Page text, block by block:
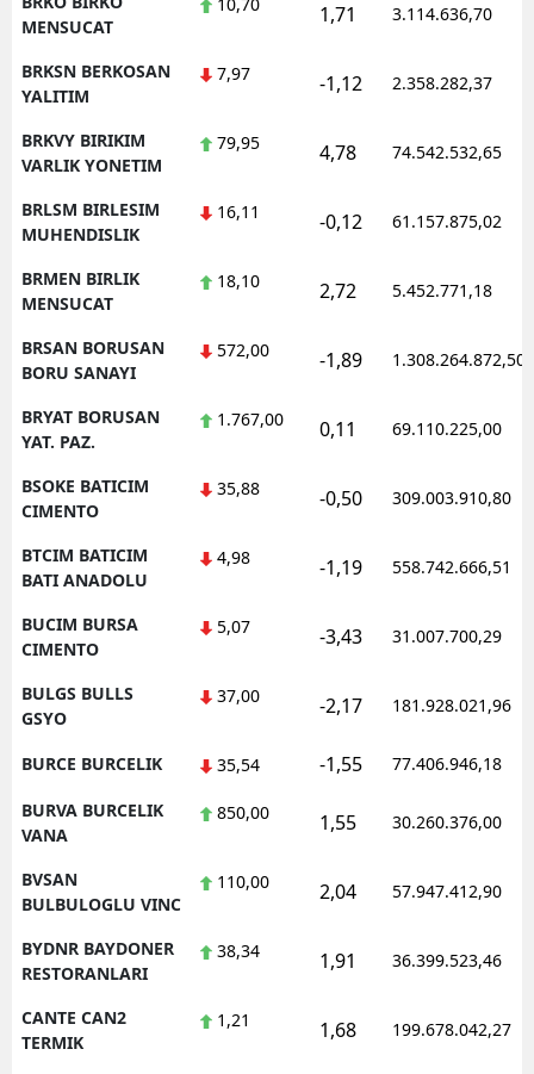
MENSUCAT
1,71 3.114.636,70
BRKSN BERKOSAN
YALITIM
7,97 -1,12 2.358.282,37
BRKVY BIRIKIM
VARLIK YONETIM
79,95 4,78 74.542.532,65
BRLSM BIRLESIM
MUHENDISLIK
16,11 -0,12 61.157.875,02
BRMEN BIRLIK
MENSUCAT
18,10 2,72 5.452.771,18
BRSAN BORUSAN
BORU SANAYI
572,00 -1,89 1.308.264.872,50
BRYAT BORUSAN
YAT. PAZ.
1.767,00 0,11 69.110.225,00
BSOKE BATICIM
CIMENTO
35,88 -0,50 309.003.910,80
BTCIM BATICIM
BATI ANADOLU
4,98 -1,19 558.742.666,51
BUCIM BURSA
CIMENTO
5,07 -3,43 31.007.700,29
BULGS BULLS
GSYO
37,00 -2,17 181.928.021,96
BURCE BURCELIK 35,54 -1,55 77.406.946,18
BURVA BURCELIK
VANA
850,00 1,55 30.260.376,00
BVSAN
BULBULOGLU VINC
110,00 2,04 57.947.412,90
BYDNR BAYDONER
RESTORANLARI
38,34 1,91 36.399.523,46
CANTE CAN2
TERMIK
1,21 1,68 199.678.042,27